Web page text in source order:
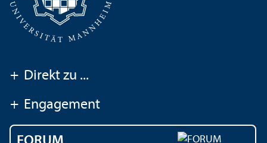
+ Direkt zu ...
+ Engagement